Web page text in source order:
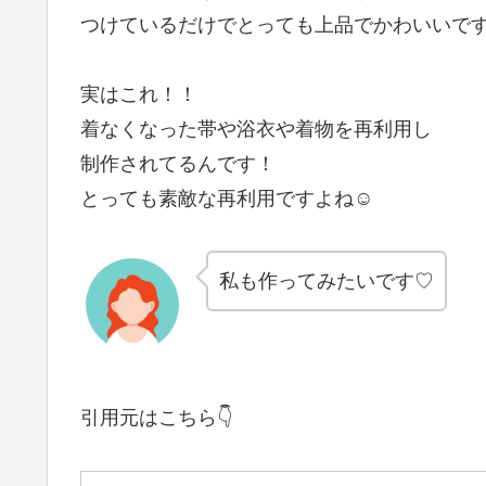
つけているだけでとっても上品でかわいいで
実はこれ！！
着なくなった帯や浴衣や着物を再利用し
制作されてるんです！
とっても素敵な再利用ですよね☺
私も作ってみたいです♡
引用元はこちら👇